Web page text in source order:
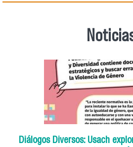
Diálogos Diversos: Usach